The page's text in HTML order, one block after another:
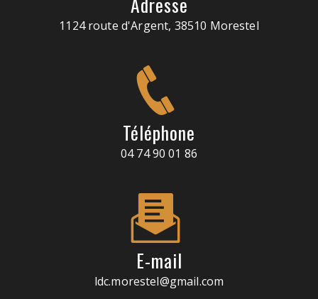
1124 route d'Argent, 38510 Morestel
Téléphone
04 74 90 01 86
E-mail
ldc.morestel@gmail.com